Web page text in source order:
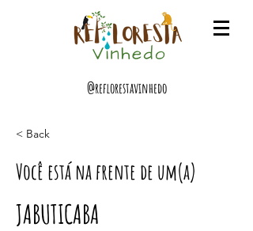
@reflorestavinhedo
< Back
Você está na frente de um(a)
JABUTICABA